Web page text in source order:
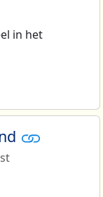
in het